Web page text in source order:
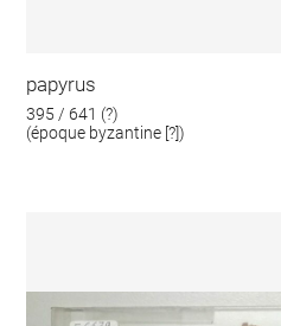
papyrus
395 / 641 (?)
(époque byzantine [?])